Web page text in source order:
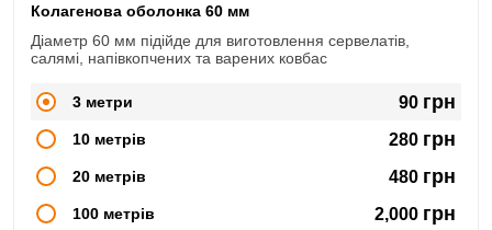
Колагенова оболонка 60 мм
Діаметр 60 мм підійде для виготовлення сервелатів,
салямі, напівкопчених та варених ковбас
3 метри 90 грн
10 метрів 280 грн
20 метрів 480 грн
100 метрів 2,000 грн